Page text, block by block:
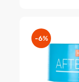
-6%